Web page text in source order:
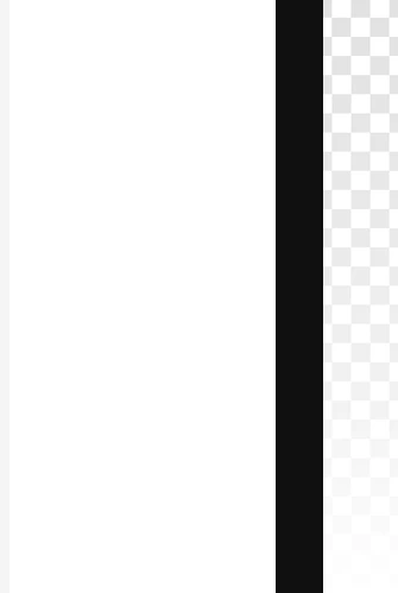
Icons
3D-Modelle
Schriftarten